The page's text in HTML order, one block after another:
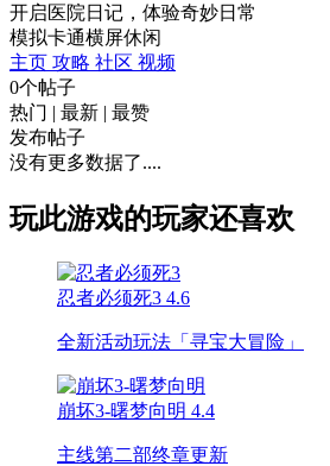
开启医院日记，体验奇妙日常
模拟卡通横屏休闲
主页 攻略 社区 视频
0个帖子
热门 | 最新 | 最赞
发布帖子
没有更多数据了....
玩此游戏的玩家还喜欢
忍者必须死3 4.6
全新活动玩法「寻宝大冒险」
崩坏3-曙梦向明 4.4
主线第二部终章更新